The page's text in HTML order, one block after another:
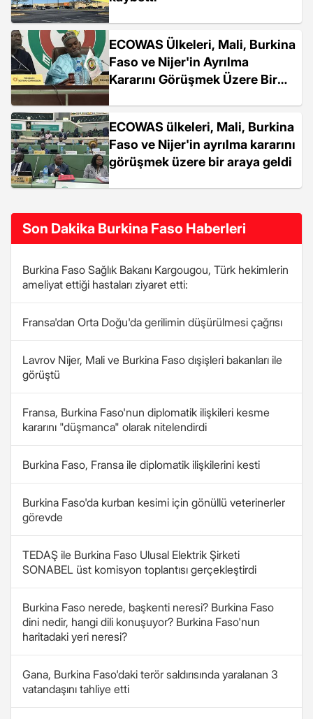
ECOWAS Ülkeleri, Mali, Burkina
Faso ve Nijer'in Ayrılma
Kararını Görüşmek Üzere Bir
ECOWAS ülkeleri, Mali, Burkina
Faso ve Nijer'in ayrılma kararını
görüşmek üzere bir araya geldi
Son Dakika Burkina Faso Haberleri
Burkina Faso Sağlık Bakanı Kargougou, Türk hekimlerin
ameliyat ettiği hastaları ziyaret etti:
Fransa'dan Orta Doğu'da gerilimin düşürülmesi çağrısı
Lavrov Nijer, Mali ve Burkina Faso dışişleri bakanları ile
görüştü
Fransa, Burkina Faso'nun diplomatik ilişkileri kesme
kararını "düşmanca" olarak nitelendirdi
Burkina Faso, Fransa ile diplomatik ilişkilerini kesti
Burkina Faso'da kurban kesimi için gönüllü veterinerler
görevde
TEDAŞ ile Burkina Faso Ulusal Elektrik Şirketi
SONABEL üst komisyon toplantısı gerçekleştirdi
Burkina Faso nerede, başkenti neresi? Burkina Faso
dini nedir, hangi dili konuşuyor? Burkina Faso'nun
haritadaki yeri neresi?
Gana, Burkina Faso'daki terör saldırısında yaralanan 3
vatandaşını tahliye etti